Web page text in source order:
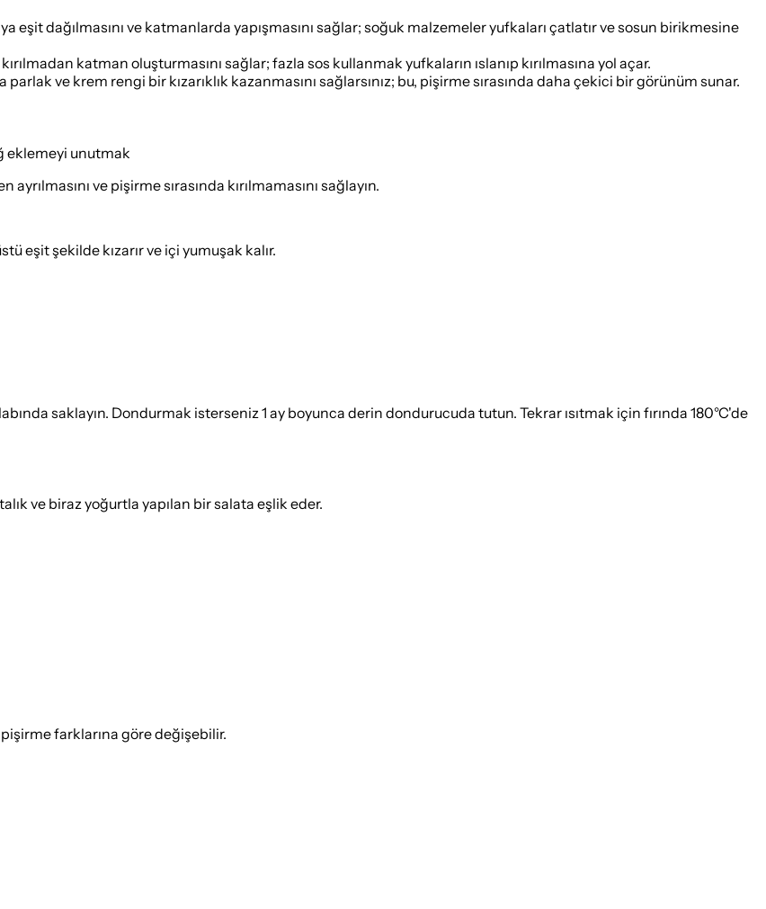
eşit dağılmasını ve katmanlarda yapışmasını sağlar; soğuk malzemeler yufkaları çatlatır ve sosun birikmesine
katman oluşturmasını sağlar; fazla sos kullanmak yufkaların ıslanıp kırılmasına yol açar.
ve krem rengi bir kızarıklık kazanmasını sağlarsınız; bu, pişirme sırasında daha çekici bir görünüm sunar.
eklemeyi unutmak
ve pişirme sırasında kırılmamasını sağlayın.
eşit şekilde kızarır ve içi yumuşak kalır.
saklayın. Dondurmak isterseniz 1 ay boyunca derin dondurucuda tutun. Tekrar ısıtmak için fırında 180°C'de
ve biraz yoğurtla yapılan bir salata eşlik eder.
farklarına göre değişebilir.